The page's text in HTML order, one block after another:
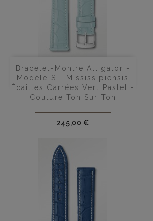
Bracelet-Montre Alligator -
Modèle S - Mississipiensis
Écailles Carrées Vert Pastel -
Couture Ton Sur Ton
Prix
245,00 €